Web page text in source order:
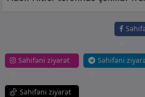
Səhifəni ziyarət
Səhifəni
Səhifəni ziyarət